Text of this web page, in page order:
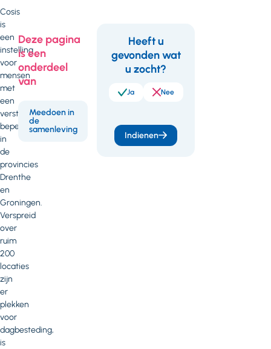
Cosis
is
een
instelling
voor
mensen
met
een
verstandelijke
beperking
in
de
provincies
Drenthe
en
Groningen.
Verspreid
over
ruim
200
locaties
zijn
er
plekken
voor
dagbesteding,
is
Deze pagina
is een
onderdeel
van
Meedoen in
de
samenleving
Feedback
Heeft u
gevonden wat
u zocht?
Ja Nee
Indienen